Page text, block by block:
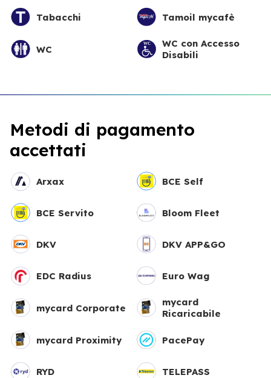
Tabacchi Tamoil mycafè
WC
WC con Accesso
Disabili
Metodi di pagamento
accettati
Arxax BCE Self
BCE Servito Bloom Fleet
DKV DKV APP&GO
EDC Radius Euro Wag
mycard Corporate
mycard
Ricaricabile
mycard Proximity PacePay
RYD TELEPASS